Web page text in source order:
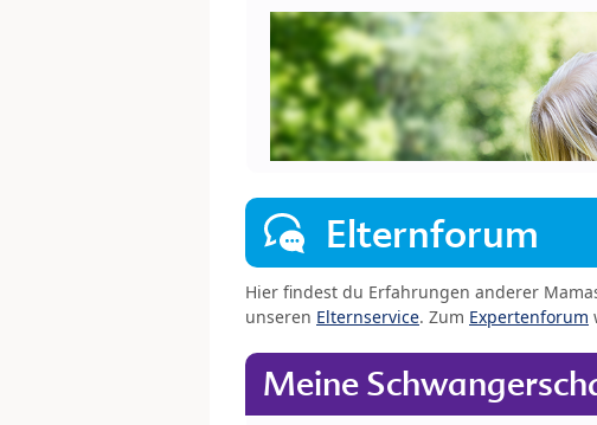
Elternforum
Hier findest du Erfahrungen anderer
unseren Elternservice. Zum Expertenforum
Meine